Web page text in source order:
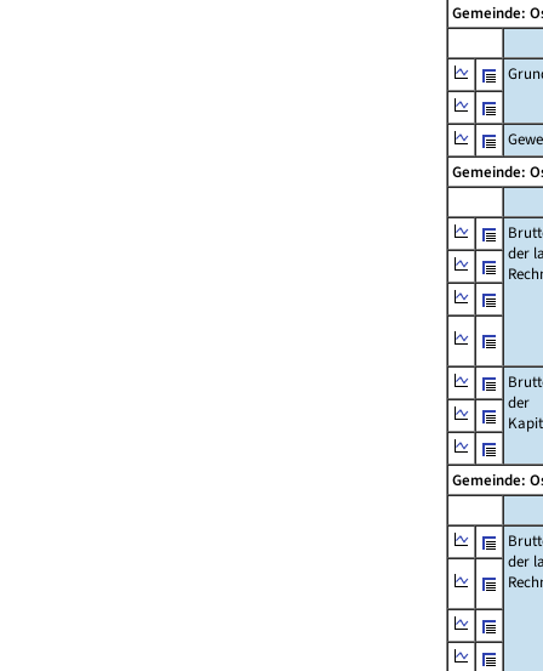
Gemeinde:
Gemeinde:
der
der
Gemeinde:
der